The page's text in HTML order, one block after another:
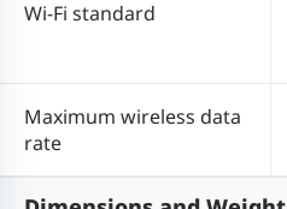
Wi-Fi standard
Maximum wireless data
rate